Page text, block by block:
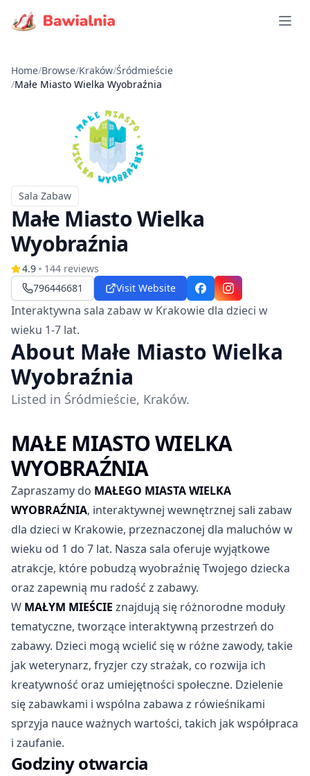
Open
Home/Browse/Kraków/Śródmieście
/Małe Miasto Wielka Wyobraźnia
Typ
Sala Zabaw
Małe Miasto Wielka
Wyobraźnia
4.9 144 reviews
796446681
Visit Website FacebookInstagram
Interaktywna sala zabaw w Krakowie dla dzieci w
wieku 1-7 lat.
About Małe Miasto Wielka
Wyobraźnia
Listed in Śródmieście, Kraków.
MAŁE MIASTO WIELKA
WYOBRAŹNIA
Zapraszamy do MAŁEGO MIASTA WIELKA
WYOBRAŹNIA, interaktywnej wewnętrznej sali zabaw
dla dzieci w Krakowie, przeznaczonej dla maluchów w
wieku od 1 do 7 lat. Nasza sala oferuje wyjątkowe
atrakcje, które pobudzą wyobraźnię Twojego dziecka
oraz zapewnią mu radość z zabawy.
W MAŁYM MIEŚCIE znajdują się różnorodne moduły
tematyczne, tworzące interaktywną przestrzeń do
zabawy. Dzieci mogą wcielić się w różne zawody, takie
jak weterynarz, fryzjer czy strażak, co rozwija ich
kreatywność oraz umiejętności społeczne. Dzielenie
się zabawkami i wspólna zabawa z rówieśnikami
sprzyja nauce ważnych wartości, takich jak współpraca
i zaufanie.
Godziny otwarcia